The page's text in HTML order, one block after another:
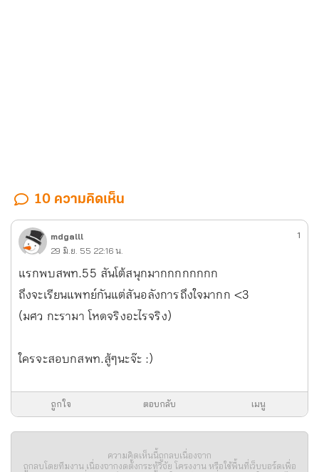
10 ความคิดเห็น
mdgalll
29 มิ.ย. 55 22:16 น.
1
แรกพบสพท.55 สันโต้สนุกมากกกกกกกก
ถึงจะเรียนแพทย์กันแต่สันอลังการถึงใจมากก <3
(มศว กะรามา โหดจริงอะไรจริง)
ใครจะสอบกสพท.สู้ๆนะจ๊ะ :)
ถูกใจ ตอบกลับ เมนู
ความคิดเห็นนี้ถูกลบเนื่องจาก
ถูกลบโดยทีมงาน เนื่องจากงดตั้งกระทู้วิจัย โครงงาน หรือใช้พื้นที่เว็บบอร์ดเพื่อ